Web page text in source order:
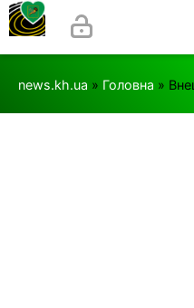
news.kh.ua » Головна »